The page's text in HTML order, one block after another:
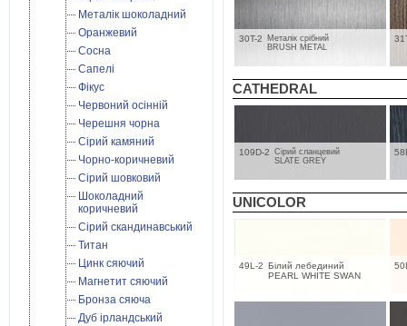
30T-2
Металік срібний
BRUSH METAL
CATHEDRAL
109D-2 Cірий сланцевий
SLATE GREY
UNICOLOR
49L-2 Білий лебединий
PEARL WHITE SWAN
Металік шоколадний
Оранжевий
Сосна
Сапелі
Фікус
Червоний осінній
Черешня чорна
Сірий камяний
Чорно-коричневий
Сірий шовковий
Шоколадний
коричневий
Сірий скандинавський
Титан
Цинк сяючий
Магнетит сяючий
Бронза сяюча
Дуб ірландський